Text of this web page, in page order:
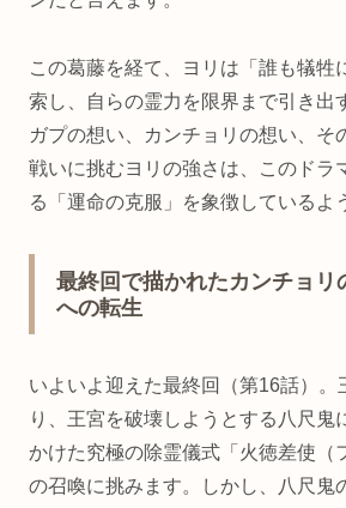
この葛藤を経て、ヨリは「誰も犠牲
索し、自らの霊力を限界まで引き出
ガプの想い、カンチョリの想い、そ
戦いに挑むヨリの強さは、このドラ
る「運命の克服」を象徴しているよ
最終回で描かれたカンチョリ
への転生
いよいよ迎えた最終回（第16話）。
り、王宮を破壊しようとする八尺鬼
かけた究極の除霊儀式「火徳差使（
の召喚に挑みます。しかし、八尺鬼